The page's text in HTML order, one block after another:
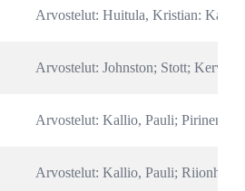
Arvostelut: Huitula, Kristian:
Arvostelut: Johnston; Stott;
Arvostelut: Kallio, Pauli; Pirinen,
Arvostelut: Kallio, Pauli;